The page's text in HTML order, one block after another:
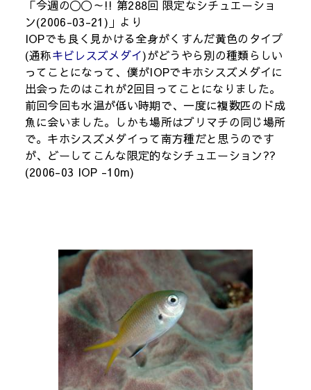
「今週の〇〇～!! 第288回 限定なシチュエーショ
ン(2006-03-21)」より
IOPでも良く見かける全身がくすんだ黄色のタイプ
(通称キビレスズメダイ)がどうやら別の種類らしい
ってことになって、僕がIOPでキホシスズメダイに
出会ったのはこれが2回目ってことになりました。
前回今回も水温が低い時期で、一度に複数匹のド成
魚に会いました。しかも場所はブリマチの同じ場所
で。キホシスズメダイって南方種だと思うのです
が、どーしてこんな限定的なシチュエーション??
(2006-03 IOP -10m)